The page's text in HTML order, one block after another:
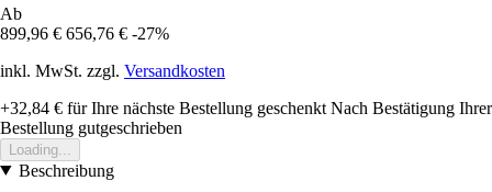
Ab
899,96 € 656,76 € -27%
inkl. MwSt. zzgl. Versandkosten
+32,84 € für Ihre nächste Bestellung geschenkt Nach Bestätigung Ihrer
Bestellung gutgeschrieben
Loading...
Beschreibung